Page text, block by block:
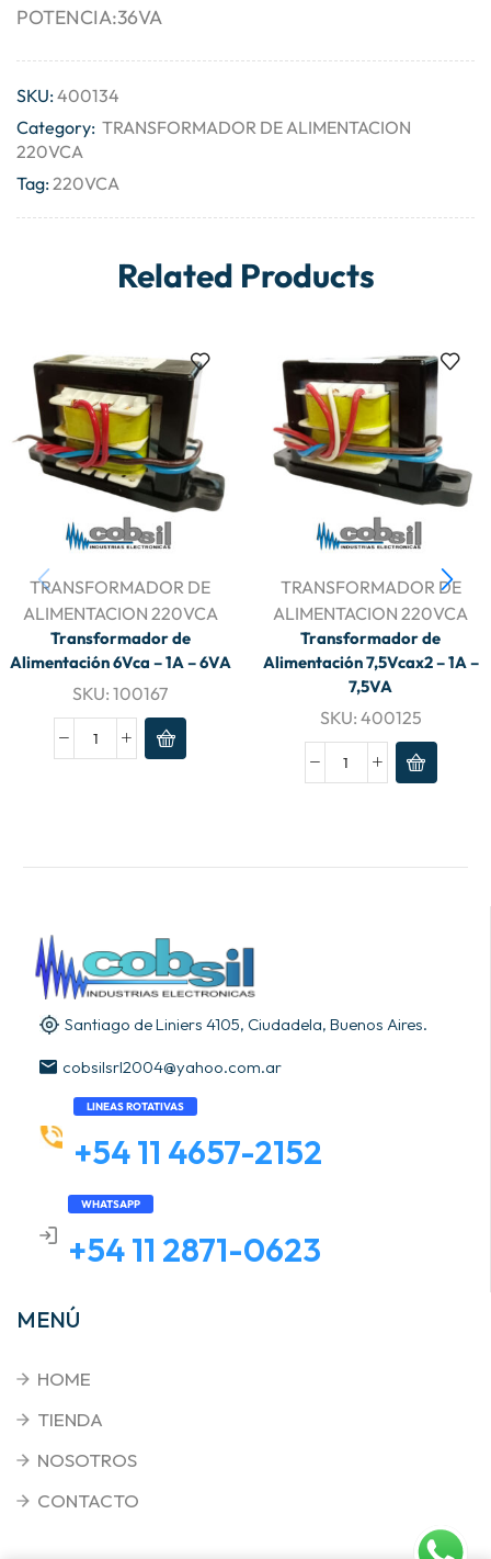
POTENCIA:36VA
SKU:400134
Category: TRANSFORMADOR DE ALIMENTACION
220VCA
Tag:220VCA
Related Products
TRANSFORMADOR DE
ALIMENTACION 220VCA
Transformador de
Alimentación 6Vca – 1A – 6VA
SKU:100167
TRANSFORMADOR DE
ALIMENTACION 220VCA
Transformador de
Alimentación 7,5Vcax2 – 1A –
7,5VA
SKU: 400125
Santiago de Liniers 4105, Ciudadela, Buenos Aires.
cobsilsrl2004@yahoo.com.ar
LINEAS ROTATIVAS
+54 11 4657-2152
WHATSAPP
+54 11 2871-0623
MENÚ
HOME
TIENDA
NOSOTROS
CONTACTO